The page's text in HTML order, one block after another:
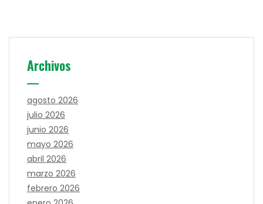
Archivos
agosto 2026
julio 2026
junio 2026
mayo 2026
abril 2026
marzo 2026
febrero 2026